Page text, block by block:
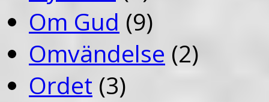
Om Gud (9)
Omvändelse (2)
Ordet (3)